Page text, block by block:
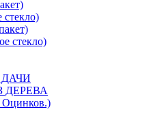
стекло)
ДЕРЕВА